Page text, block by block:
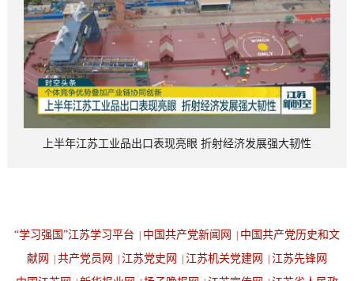
上半年江苏工业品出口表现亮眼 折射经济发展强大韧性
“学习强国”江苏学习平台 中国共产党新闻网
中国共产党历史和文
献网
共产党员网 江苏党史网 江苏机关党建网
江苏先锋网